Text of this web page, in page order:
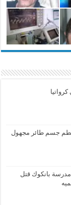
جسم طائر مجهول
مدرسة بانكوك قتل